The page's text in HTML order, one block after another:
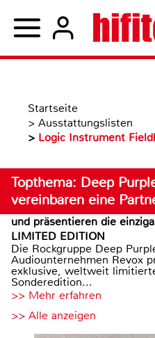
Startseite
> Ausstattungslisten
> Logic Instrument
Topthema: Deep
vereinbaren eine
und präsentieren die
LIMITED EDITION
Die Rockgruppe Deep
Audiounternehmen Revox
exklusive, weltweit
Sonderedition...
>> Mehr erfahren
>> Alle anzeigen